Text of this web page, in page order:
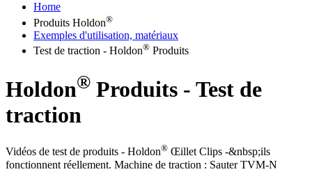
Home
Produits Holdon®
Exemples d'utilisation, matériaux
Test de traction - Holdon® Produits
Holdon® Produits - Test de
traction
Vidéos de test de produits - Holdon® Œillet Clips -&nbsp;ils
fonctionnent réellement. Machine de traction : Sauter TVM-N